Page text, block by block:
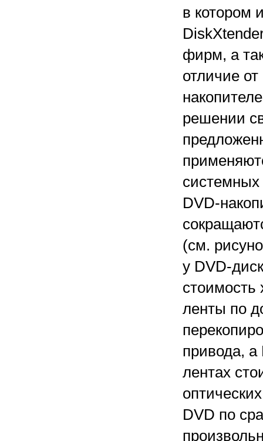
в котором
фирм, а
отличие
решении
системных
DVD-
(см.
у DVD-
стоимость
ленты по
привода,
лентах
DVD по